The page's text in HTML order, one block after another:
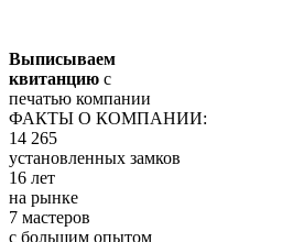
Выписываем
квитанцию с
печатью компании
ФАКТЫ О КОМПАНИИ:
14 265
установленных замков
16 лет
на рынке
7 мастеров
с большим опытом